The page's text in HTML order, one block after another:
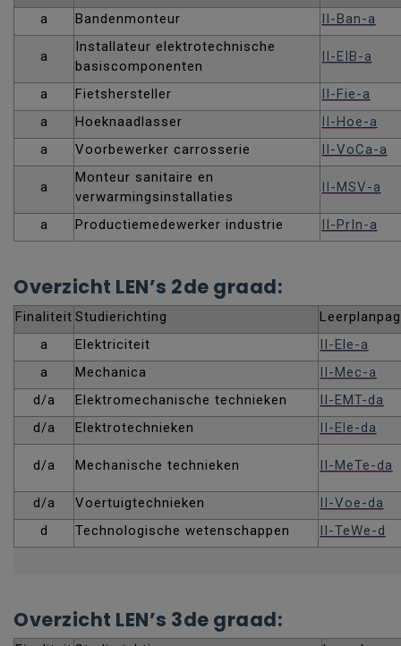
a
Bandenmonteur II-Ban-a
a
Installateur elektrotechnische
basiscomponenten
II-EIB-a
a Fietshersteller
II-Fie-a
a
Hoeknaadlasser
II-Hoe-a
a
Voorbewerker carrosserie II-VoCa-a
a
Monteur sanitaire en
verwarmingsinstallaties
II-MSV-a
a Productiemedewerker industrie II-PrIn-a
Overzicht LEN’s 2de graad:
Finaliteit Studierichting
a
Elektriciteit
II-Ele-a
a
Mechanica
II-Mec-a
d/a
Elektromechanische technieken
II-EMT-da
d/a
Elektrotechnieken II-Ele-da
d/a Mechanische technieken II-MeTe-da
d/a Voertuigtechnieken
II-Voe-da
d
Technologische wetenschappen II-TeWe-d
Overzicht LEN’s 3de graad: